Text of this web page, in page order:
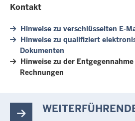
Kontakt
Hinweise zu verschlüsselten E-
Hinweise zu qualifiziert
Dokumenten
Hinweise zu der
Rechnungen